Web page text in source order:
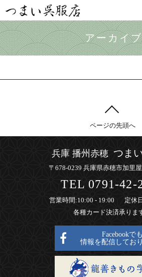
アーカイブ
ページの先頭へ
兵庫 播州赤穂 つま
〒678-0239 兵庫県赤穂市加里
TEL 0791-42-
営業時間 :10:00 - 19:00 定休日
各種カード決済承りま
Facebookでも
情報を配信してお